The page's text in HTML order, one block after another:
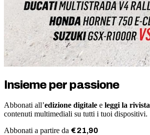
Insieme per passione
Abbonati all’edizione digitale e leggi la rivista
contenuti multimediali su tutti i tuoi dispositivi.
Abbonati a partire da €21,90